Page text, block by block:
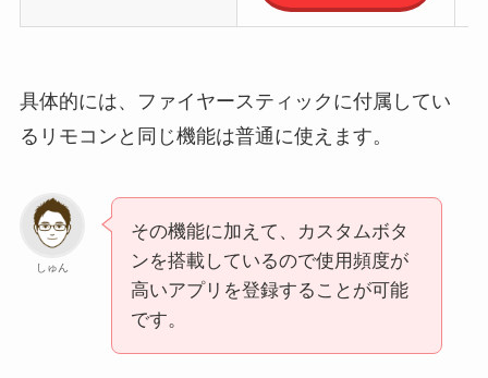
具体的には、ファイヤースティックに付属してい
るリモコンと同じ機能は普通に使えます。
しゅん
その機能に加えて、カスタムボタ
ンを搭載しているので使用頻度が
高いアプリを登録することが可能
です。